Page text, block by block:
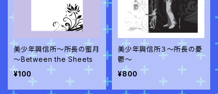
美少年興信所～所長の蜜月
～Between the Sheets
¥100
美少年興信所３～所長の憂
鬱～
¥800